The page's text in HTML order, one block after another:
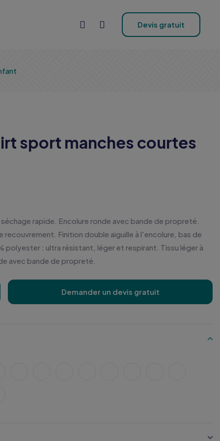
Devis gratuit
sport manches courtes
rapide. Encolure ronde avec bande de propreté.
recouvrement. Finition double aiguille à l'encolure, bas de
polyester : ultra résistant, léger et respirant. Tissu léger à
avec bande de propreté.
Demander un devis gratuit